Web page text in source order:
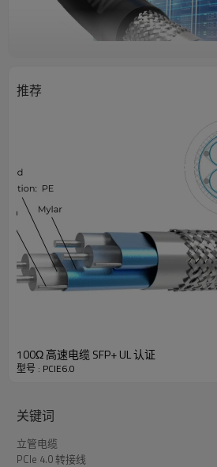
高速电缆 PCIe 6.0 技术数据
导体
绝缘
额定温度
环境标准合规性
高速PCIe 6.0线缆产品描述
推荐
100Ω 高速电缆 SFP+ UL 认证
型号 : PCIE6.0
关键词
立管电缆
PCIe 4.0 转接线